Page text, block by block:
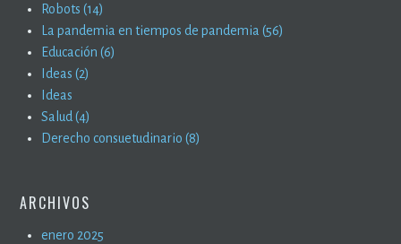
Robots (14)
La pandemia en tiempos de pandemia (56)
Educación (6)
Ideas (2)
Ideas
Salud (4)
Derecho consuetudinario (8)
ARCHIVOS
enero 2025